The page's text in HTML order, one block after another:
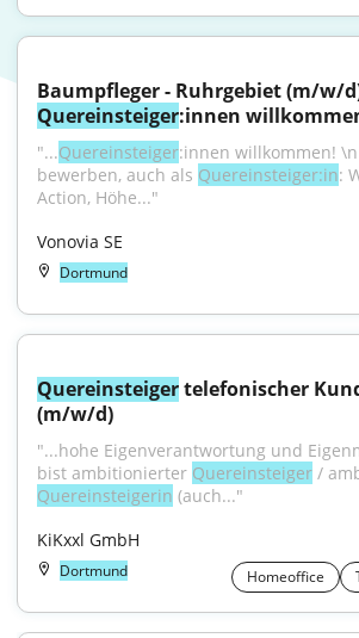
Quereinsteiger:innen
"...Quereinsteiger:innen willkommen!
bewerben, auch als Quereinsteiger:in:
Action, Höhe..."
Vonovia SE
Dortmund
Quereinsteiger telefonischer
(m/w/d)
"...hohe Eigenverantwortung und
bist ambitionierter Quereinsteiger
Quereinsteigerin (auch..."
KiKxxl GmbH
Dortmund Homeoffice